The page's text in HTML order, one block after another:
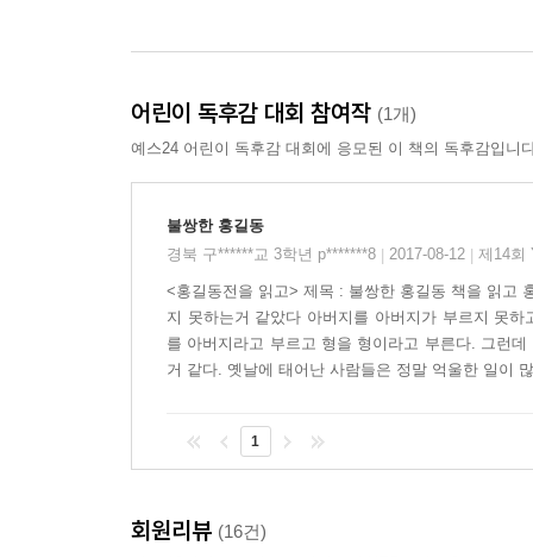
어린이 독후감 대회 참여작 (1개)
예스24 어린이 독후감 대회에 응모된 이 책의 독후감입니
불쌍한 홍길동
경북 구******교 3학년 p*******8
2017-08-12 제14회
<홍길동전을 읽고> 제목 : 불쌍한 홍길동 책을 읽고
지 못하는거 같았다 아버지를 아버지가 부르지 못
를 아버지라고 부르고 형을 형이라고 부른다. 그런
거 같다. 옛날에 태어난 사람들은 정말 억울한 일이
1
회원리뷰 (16건)